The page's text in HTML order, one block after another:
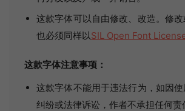
这款字体可以自由修改、改造。修
也必须同样以SIL Open Font License
这款字体注意事项：
这款字体不能用于违法行为，如因
纠纷或法律诉讼，作者不承担任何责